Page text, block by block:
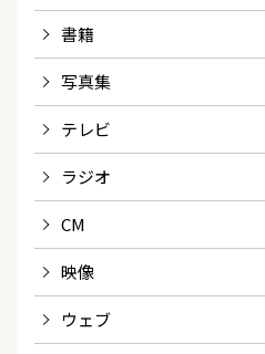
書籍
写真集
テレビ
ラジオ
CM
映像
ウェブ